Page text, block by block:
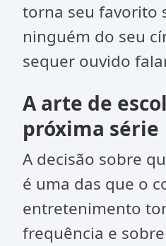
torna seu favorito
ninguém do seu
sequer ouvido
A arte de
próxima série
A decisão sobre
é uma das que o
entretenimento
frequência e